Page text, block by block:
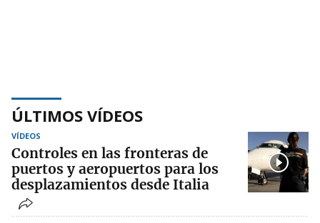
ÚLTIMOS VÍDEOS
VÍDEOS
Controles en las fronteras de
puertos y aeropuertos para los
desplazamientos desde Italia